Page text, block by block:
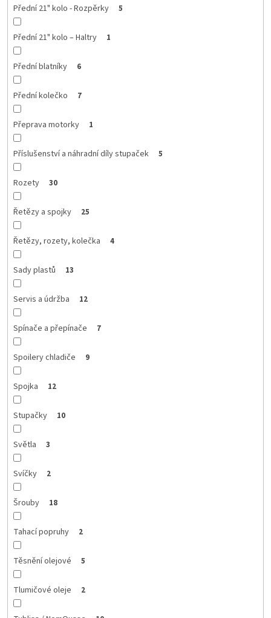
Přední 21" kolo - Rozpěrky 5
Přední 21" kolo – Haltry 1
Přední blatníky 6
Přední kolečko 7
Přeprava motorky 1
Příslušenství a náhradní díly stupaček 5
Rozety 30
Řetězy a spojky 25
Řetězy, rozety, kolečka 4
Sady plastů 13
Servis a údržba 12
Spínače a přepínače 7
Spoilery chladiče 9
Spojka 12
Stupačky 10
Světla 3
Svíčky 2
Šrouby 18
Tahací popruhy 2
Těsnění olejové 5
Tlumičové oleje 2